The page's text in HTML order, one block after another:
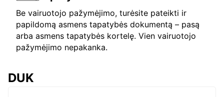
Be vairuotojo pažymėjimo, turėsite pateikti ir
papildomą asmens tapatybės dokumentą – pasą
arba asmens tapatybės kortelę. Vien vairuotojo
pažymėjimo nepakanka.
DUK